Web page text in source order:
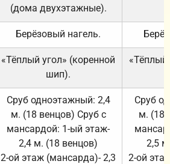
(дома двухэтажные).
Берёзовый нагель.
«Тёплый угол» (коренной
шип).
«Тёплый
Сруб одноэтажный: 2,4
м. (18 венцов) Сруб с
мансардой: 1-ый этаж-
2,4 м. (18 венцов)
2-ой этаж (мансарда)- 2,3
Сруб
м. (18
2,5
2-ой